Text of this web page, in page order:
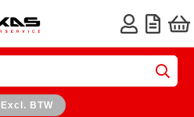
Excl. BTW